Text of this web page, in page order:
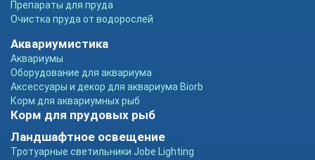
Препараты для пруда
Очистка пруда от водорослей
Аквариумистика
Аквариумы
Оборудование для аквариума
Аксессуары и декор для аквариума Biorb
Корм для аквариумных рыб
Корм для прудовых рыб
Ландшафтное освещение
Тротуарные светильники Jobe Lighting